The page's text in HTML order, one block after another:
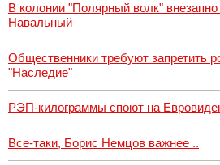
В колонии "Полярный волк"
Навальный
Общественники требуют запретить
"Наследие"
РЭП-килограммы споют на
Все-таки, Борис Немцов важнее ..